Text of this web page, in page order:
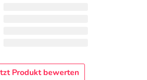
Produkt bewerten